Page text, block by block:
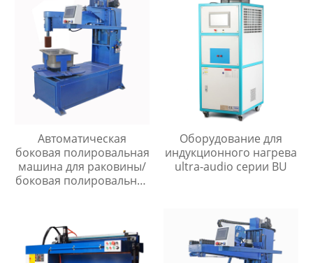
Автоматическая
боковая полировальная
машина для раковины/
боковая полировальная
Оборудование для
индукционного нагрева
ultra-audio серии BU